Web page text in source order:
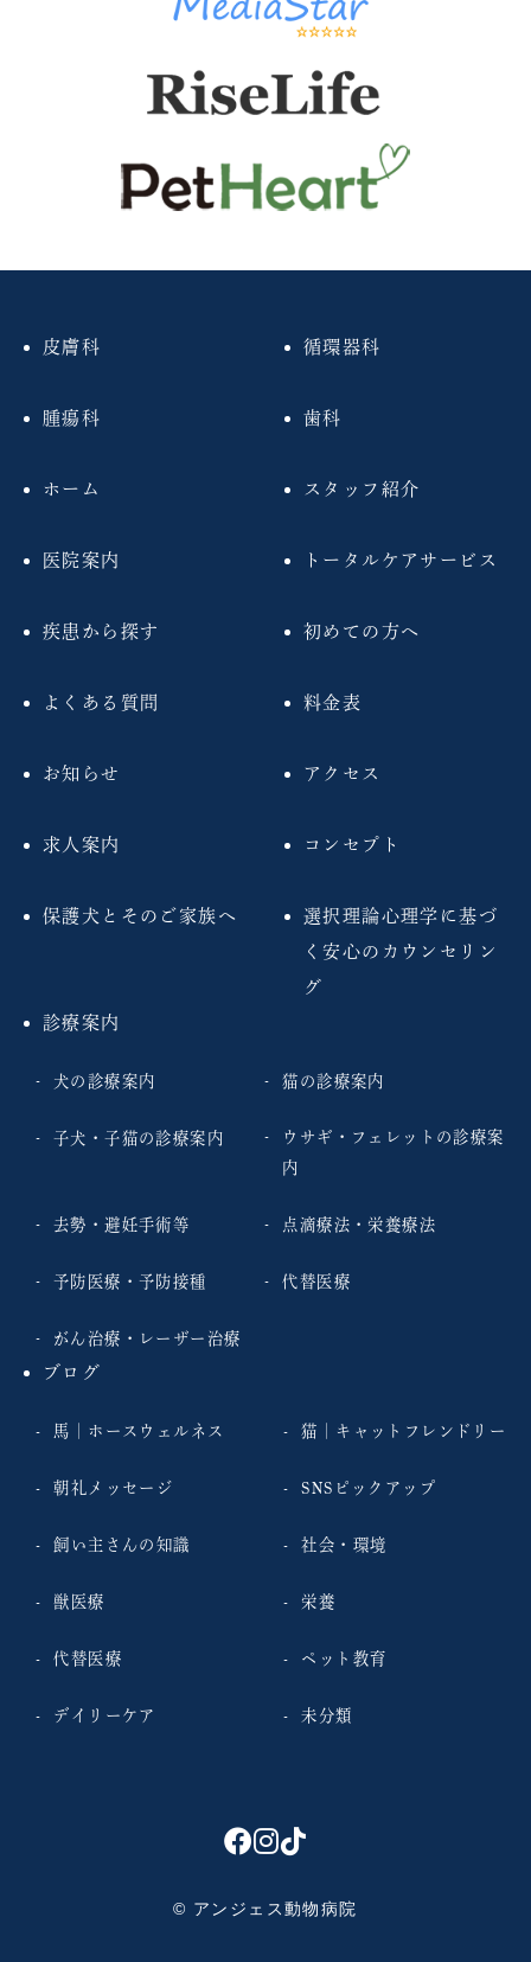
皮膚科 循環器科
腫瘍科 歯科
ホーム スタッフ紹介
医院案内 トータルケアサービス
疾患から探す 初めての方へ
よくある質問 料金表
お知らせ アクセス
求人案内 コンセプト
保護犬とそのご家族へ
選択理論心理学に基づ
く安心のカウンセリン
グ
診療案内
犬の診療案内 猫の診療案内
子犬・子猫の診療案内
ウサギ・フェレットの診療案
内
去勢・避妊手術等 点滴療法・栄養療法
予防医療・予防接種 代替医療
がん治療・レーザー治療
ブログ
馬｜ホースウェルネス 猫｜キャットフレンドリー
朝礼メッセージ SNSピックアップ
飼い主さんの知識 社会・環境
獣医療 栄養
代替医療 ペット教育
デイリーケア 未分類
© アンジェス動物病院